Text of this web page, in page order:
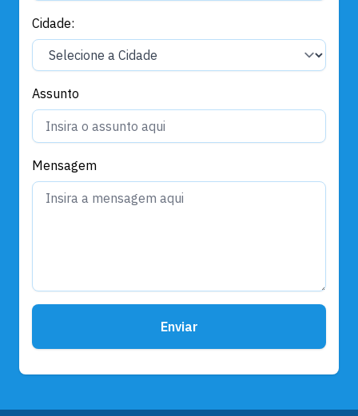
Cidade:
Assunto
Mensagem
Enviar